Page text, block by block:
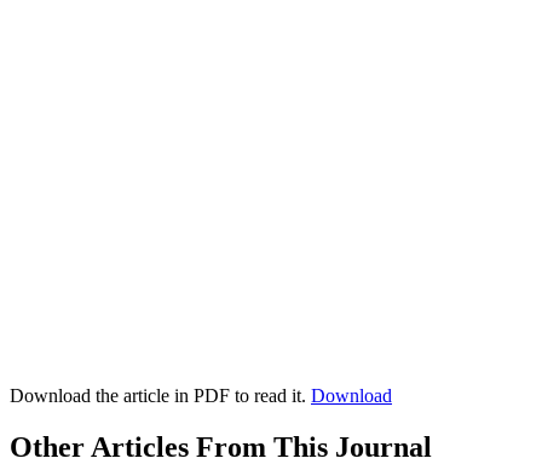
Download the article in PDF to read it. Download
Other Articles From This Journal